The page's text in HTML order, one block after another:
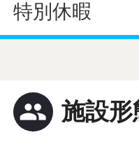
特別休暇
people 施設形